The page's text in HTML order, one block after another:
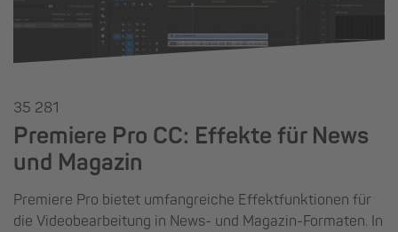
35 281
Premiere Pro CC: Effekte für News
und Magazin
Premiere Pro bietet umfangreiche Effektfunktionen für
die Videobearbeitung in News- und Magazin-Formaten. In